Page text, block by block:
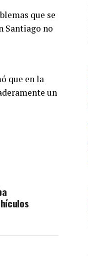
que se
Santiago no
que en la
un